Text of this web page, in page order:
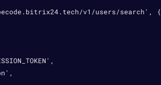
v1/users/search', {